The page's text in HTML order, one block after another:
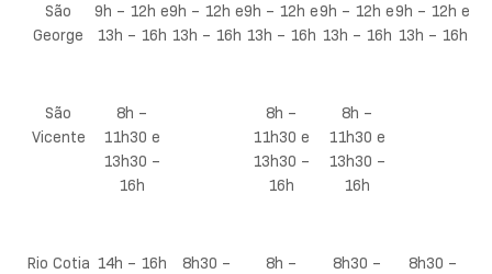
São
George
9h – 12h e
13h – 16h
9h – 12h e
13h – 16h
9h – 12h e
13h – 16h
9h – 12h e
13h – 16h
9h – 12h e
13h – 16h
São
Vicente
8h –
11h30 e
13h30 –
16h
8h –
11h30 e
13h30 –
16h
8h –
11h30 e
13h30 –
16h
Rio Cotia 14h – 16h
8h30 –
8h –
8h30 –
8h30 –